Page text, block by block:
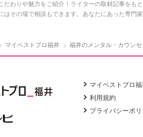
だわりや魅力をご紹介！ライターの取材記事をも
はその場で相談もできます。あなたにあった専門
マイベストプロ福井 福井のメンタル・カウン
マイベストプロ
利用規約
プライバシーポ